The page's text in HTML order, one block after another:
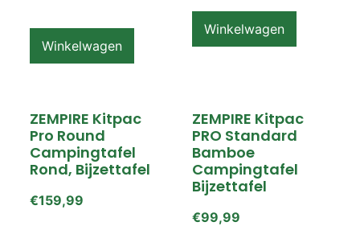
Winkelwagen
Winkelwagen
ZEMPIRE Kitpac
Pro Round
Campingtafel
Rond, Bijzettafel
€159,99
ZEMPIRE Kitpac
PRO Standard
Bamboe
Campingtafel
Bijzettafel
€99,99